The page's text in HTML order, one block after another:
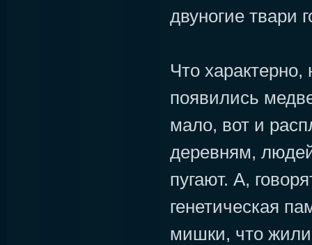
двуногие твари
Что
появились
мало, вот и
деревням,
пугают. А,
генетическая
мишки, что жили